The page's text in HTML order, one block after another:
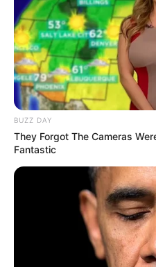
(foto:
Awalnya, tentara Polandia di
seorang pemuda Iran
Bayi beruang asal Timur
kurang gizi dan lemah juga
BUZZ DAY
They Forgot The Cameras
Fantastic